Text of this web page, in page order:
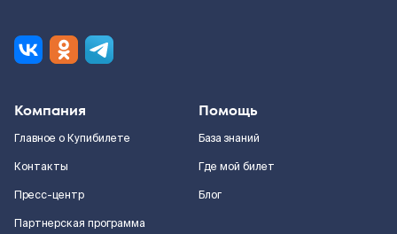
Компания
Главное о Купибилете
Контакты
Пресс-центр
Партнерская программа
Помощь
База знаний
Где мой билет
Блог